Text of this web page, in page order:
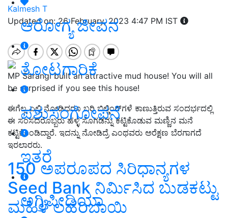
ಆರೋಗ್ಯ ಜೀವನ
ತೋಟಗಾರಿಕೆ
ಪಶುಸಂಗೋಪನೆ
ಇತರೆ
ಅಗ್ರಿಪೀಡಿಯಾ
Kalmesh T
Updated on: 26 February, 2023 4:47 PM IST
MP Sarangi built an attractive mud house! You will all
be surprised if you see this house!
ಈಗೆಲ್ಲ ಎಲ್ಲಿ ನೋಡಿದರೂ ಬರಿ ಬಿಲ್ಡಿಂಗ್‌ಗಳೆ ಕಾಣುತ್ತಿರುವ ಸಂದರ್ಭದಲ್ಲಿ
ಈ ಸಂಸದರೊಬ್ಬರು ಹಳ್ಳಿ ಸೊಗಡನ್ನು ಕಟ್ಟಿಕೊಡುವ ಮಣ್ಣಿನ ಮನೆ
ಕಟ್ಟಿಕೊಂಡಿದ್ದಾರೆ. ಇದನ್ನು ನೋಡಿದ್ರೆ ಎಂಥವರು ಅರೆಕ್ಷಣ ಬೆರಗಾಗದೆ
ಇರಲಾರರು.
150 ಅಪರೂಪದ ಸಿರಿಧಾನ್ಯಗಳ
Seed Bank ನಿರ್ಮಿಸಿದ ಬುಡಕಟ್ಟು
ಮಹಿಳೆ ಲಹರಿಬಾಯಿ